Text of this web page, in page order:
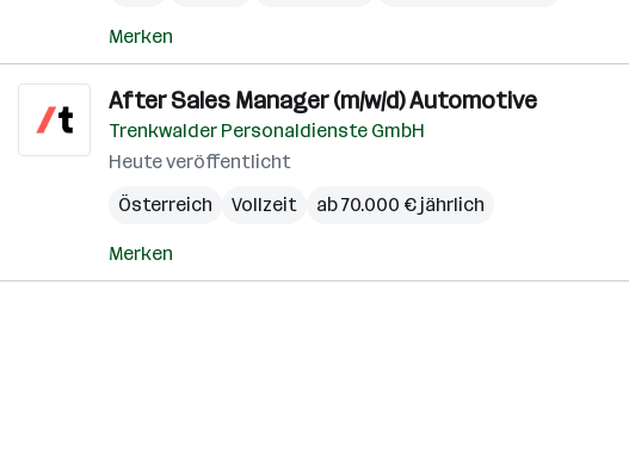
Merken
After Sales Manager (m/w/d) Automotive
Trenkwalder Personaldienste GmbH
Heute veröffentlicht
Österreich
Vollzeit ab 70.000 € jährlich
Merken